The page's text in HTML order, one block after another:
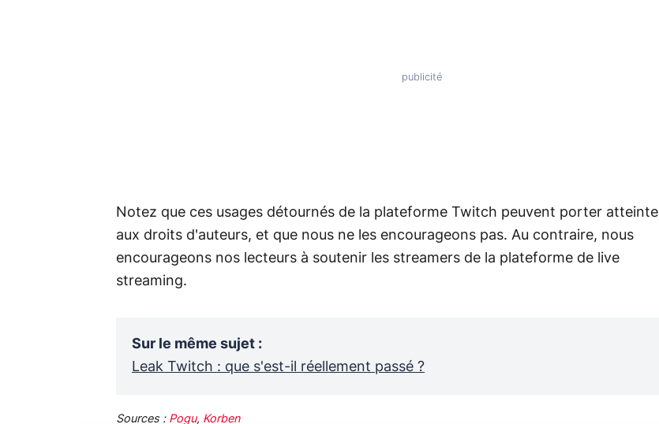
Notez que ces usages détournés de la plateforme Twitch peuvent porter atteinte
aux droits d'auteurs, et que nous ne les encourageons pas. Au contraire, nous
encourageons nos lecteurs à soutenir les streamers de la plateforme de live
streaming.
Sur le même sujet :
Leak Twitch : que s'est-il réellement passé ?
Sources : Pogu, Korben